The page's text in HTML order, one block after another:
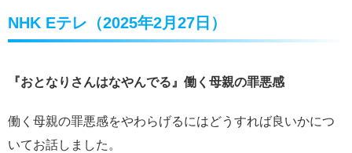
NHK Eテレ（2025年2月27日）
『おとなりさんはなやんでる』働く母親の罪悪感
働く母親の罪悪感をやわらげるにはどうすれば良いかにつ
いてお話しました。